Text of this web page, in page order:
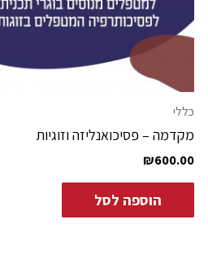
כללי
מקדמה – פסיכואנליזה וזוגיות
₪600.00
הוספה לסל